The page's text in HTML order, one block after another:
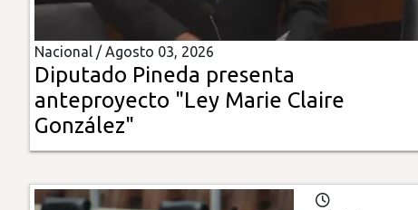
Insólitas
Multimedia
Impreso
Nacional /Agosto 03, 2026
Diputado Pineda presenta
anteproyecto "Ley Marie Claire
González"